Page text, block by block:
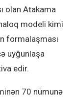
olan Atakama
modeli kimi
formalaşması
uyğunlaşa
edir.
70 nümunə